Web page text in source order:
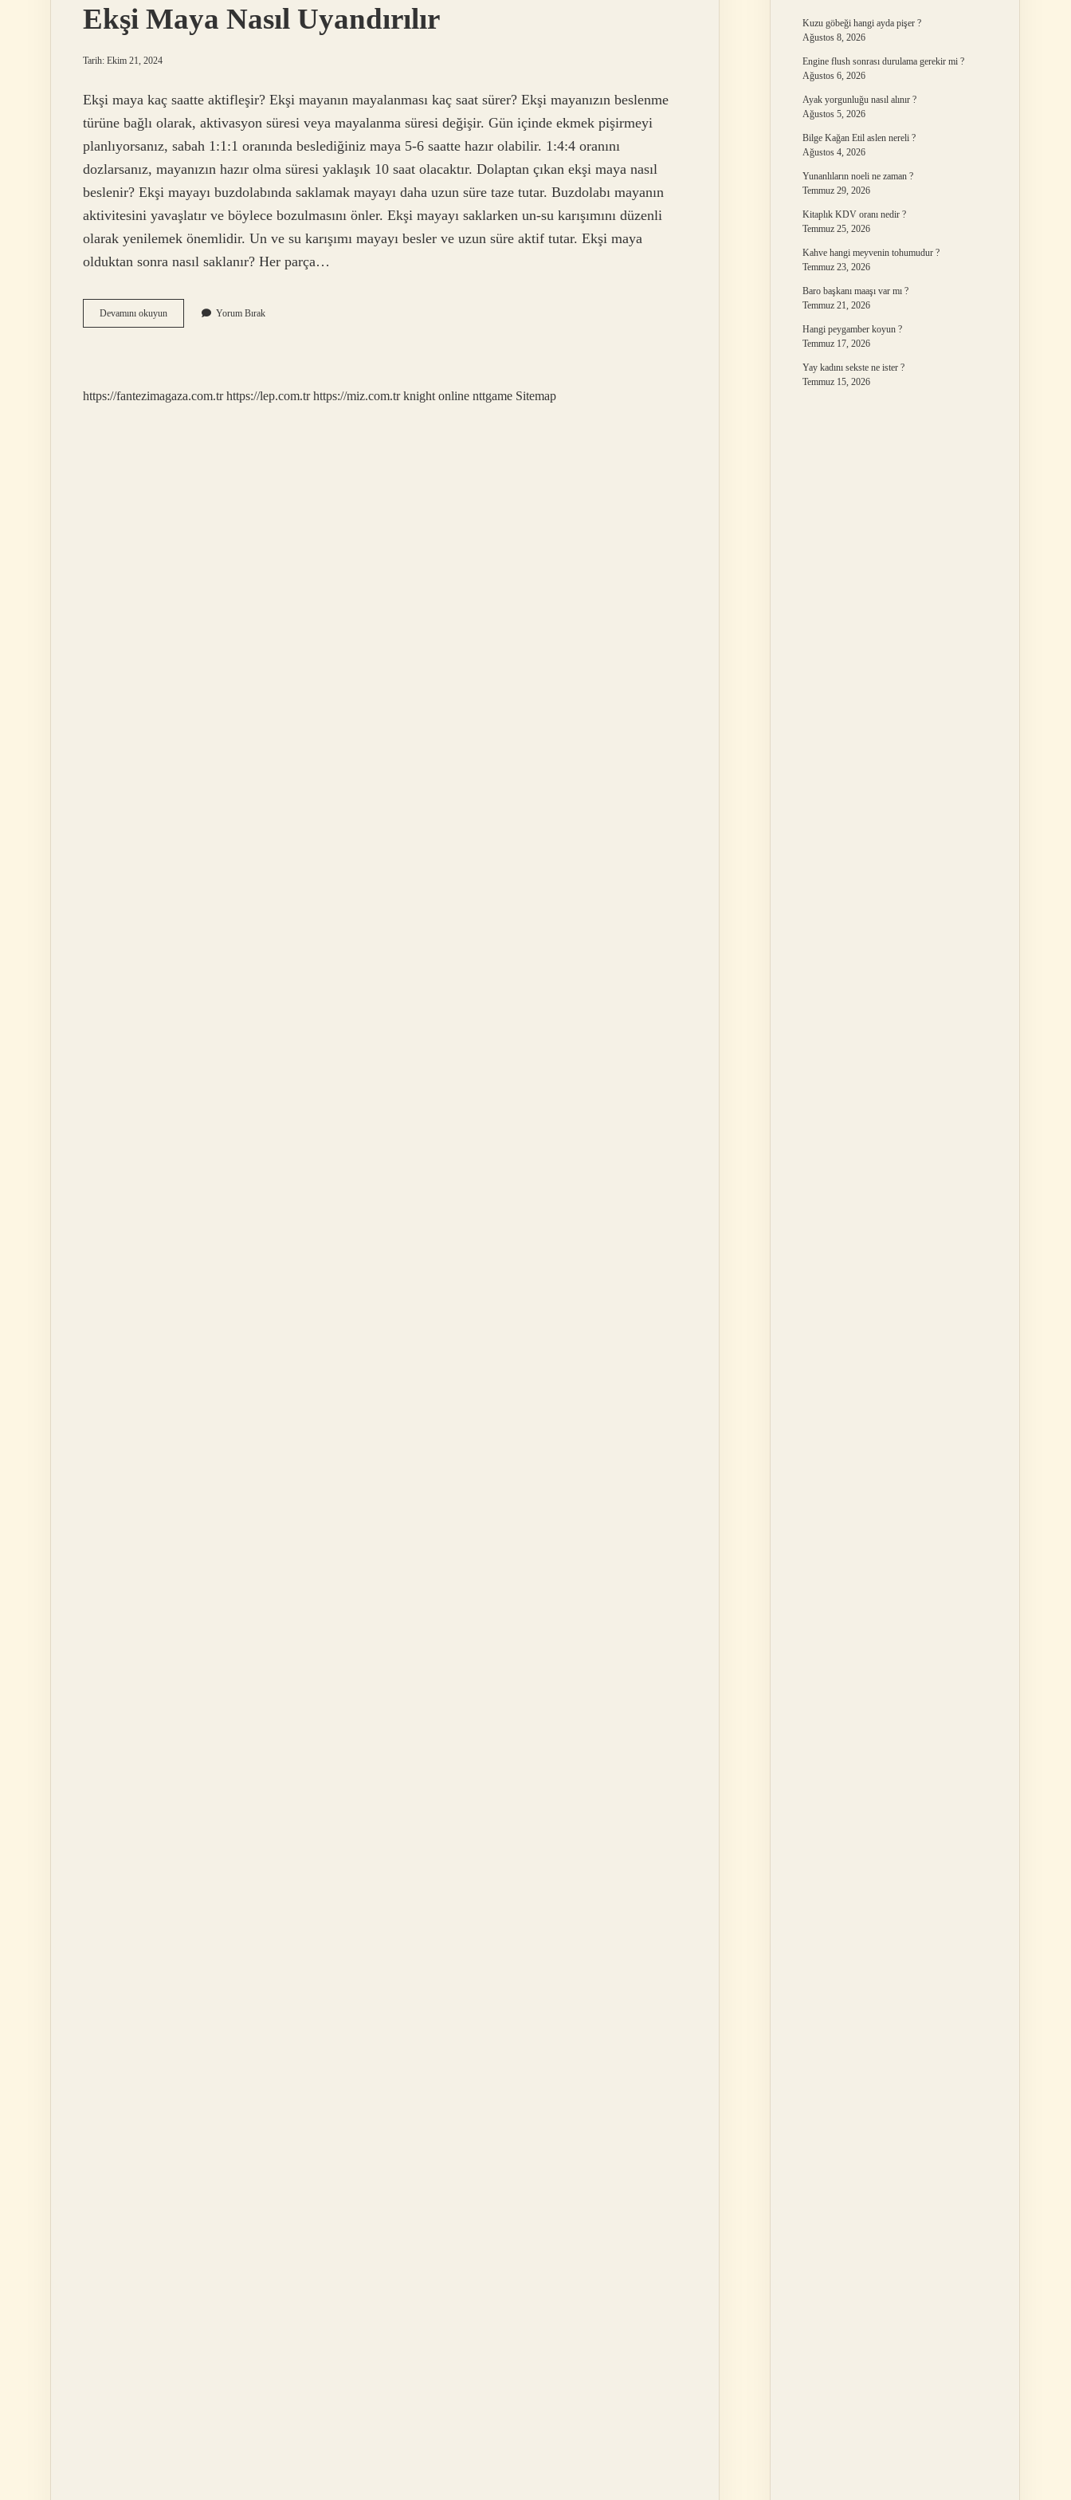
Ekşi Maya Nasıl Uyandırılır
Tarih: Ekim 21, 2024
Ekşi maya kaç saatte aktifleşir? Ekşi mayanın mayalanması kaç saat sürer? Ekşi mayanızın beslenme
türüne bağlı olarak, aktivasyon süresi veya mayalanma süresi değişir. Gün içinde ekmek pişirmeyi
planlıyorsanız, sabah 1:1:1 oranında beslediğiniz maya 5-6 saatte hazır olabilir. 1:4:4 oranını
dozlarsanız, mayanızın hazır olma süresi yaklaşık 10 saat olacaktır. Dolaptan çıkan ekşi maya nasıl
beslenir? Ekşi mayayı buzdolabında saklamak mayayı daha uzun süre taze tutar. Buzdolabı mayanın
aktivitesini yavaşlatır ve böylece bozulmasını önler. Ekşi mayayı saklarken un-su karışımını düzenli
olarak yenilemek önemlidir. Un ve su karışımı mayayı besler ve uzun süre aktif tutar. Ekşi maya
olduktan sonra nasıl saklanır? Her parça…
Devamını okuyunEkşi
Maya
Yorum Bırak
https://fantezimagaza.com.tr https://lep.com.tr https://miz.com.tr knight online nttgame Sitemap
Kuzu göbeği hangi ayda pişer ?
Ağustos 8, 2026
Engine flush sonrası durulama gerekir mi ?
Ağustos 6, 2026
Ayak yorgunluğu nasıl alınır ?
Ağustos 5, 2026
Bilge Kağan Etil aslen nereli ?
Ağustos 4, 2026
Yunanlıların noeli ne zaman ?
Temmuz 29, 2026
Kitaplık KDV oranı nedir ?
Temmuz 25, 2026
Kahve hangi meyvenin tohumudur ?
Temmuz 23, 2026
Baro başkanı maaşı var mı ?
Temmuz 21, 2026
Hangi peygamber koyun ?
Temmuz 17, 2026
Yay kadını sekste ne ister ?
Temmuz 15, 2026